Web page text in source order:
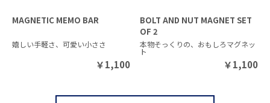
MAGNETIC MEMO BAR
嬉しい手軽さ、可愛い小ささ
￥1,100
BOLT AND NUT MAGNET SET
OF 2
本物そっくりの、おもしろマグネッ
ト
￥1,100